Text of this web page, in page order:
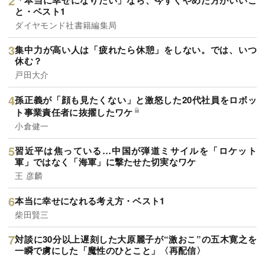
と・ベスト1
ダイヤモンド社書籍編集局
集中力が高い人は「疲れたら休憩」をしない。では、いつ
休む？
戸田大介
孫正義が「顔も見たくない」と激怒した20代社員をロボッ
ト事業責任者に抜擢したワケ
小倉健一
習近平は焦っている…中国が弾道ミサイルを「ロケット
軍」ではなく「海軍」に撃たせた切実なワケ
王 彦麟
本当に幸せになれる考え方・ベスト1
柴田賢三
対談に30分以上遅刻した大原麗子が“激おこ”の五木寛之を
一瞬で虜にした「魔性のひとこと」〈再配信〉